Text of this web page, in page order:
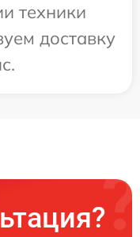
техники
доставку